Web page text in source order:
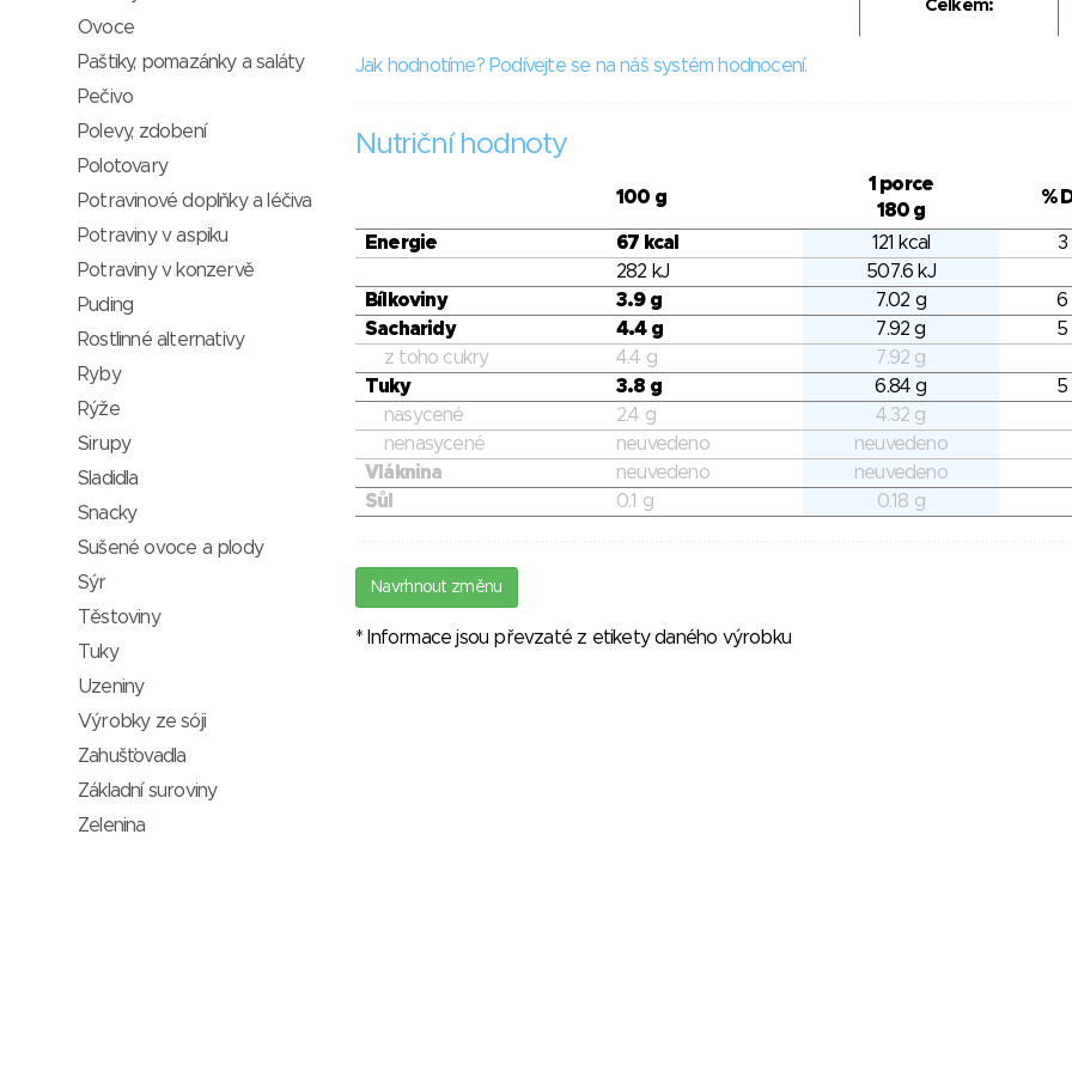
Celkem:
Jak hodnotíme? Podívejte se na náš systém hodnocení.
Nutriční hodnoty
100 g
1 porce
180 g
%
Energie 67 kcal 121 kcal
3
282 kJ
507.6 kJ
Bílkoviny
3.9 g 7.02 g
6
Sacharidy
4.4 g 7.92 g
5
z toho cukry
4.4 g
7.92 g
Tuky
3.8 g 6.84 g
5
nasycené
2.4 g
4.32 g
nenasycené
neuvedeno
neuvedeno
Vláknina
neuvedeno
neuvedeno
Sůl
0.1 g 0.18 g
Navrhnout změnu
* Informace jsou převzaté z etikety daného výrobku
Ovoce
Paštiky, pomazánky a saláty
Pečivo
Polevy, zdobení
Polotovary
Potravinové doplňky a léčiva
Potraviny v aspiku
Potraviny v konzervě
Puding
Rostlinné alternativy
Ryby
Rýže
Sirupy
Sladidla
Snacky
Sušené ovoce a plody
Sýr
Těstoviny
Tuky
Uzeniny
Výrobky ze sóji
Zahušťovadla
Základní suroviny
Zelenina